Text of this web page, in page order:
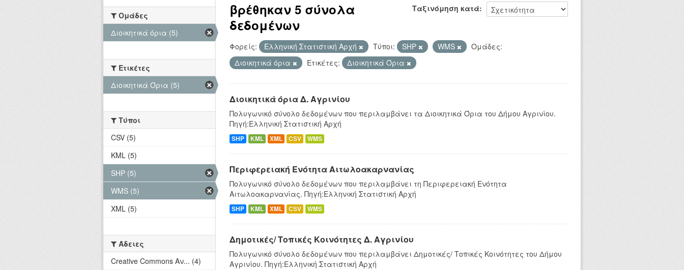
Ταξινόμηση κατά
βρέθηκαν 5 σύνολα
δεδομένων
Φορείς: Ελληνική Στατιστική Αρχή Τύποι: SHP WMS
Ομάδες:
Διοικητικά όρια
Ετικέτες: Διοικητικά Όρια
Διοικητικά όρια Δ. Αγρινίου
Πολυγωνικό σύνολο δεδομένων που περιλαμβάνει τα Διοικητικά Όρια του Δήμου Αγρινίου.
Πηγή:Ελληνική Στατιστική Αρχή
SHP KML XML CSV WMS
Περιφερειακή Ενότητα Αιτωλοακαρνανίας
Πολυγωνικό σύνολο δεδομένων που περιλαμβάνει τη Περιφερειακή Ενότητα
Αιτωλοακαρνανίας. Πηγή:Ελληνική Στατιστική Αρχή
SHP KML XML CSV WMS
Δημοτικές/ Τοπικές Κοινότητες Δ. Αγρινίου
Πολυγωνικό σύνολο δεδομένων που περιλαμβάνει Δημοτικές/ Τοπικές Κοινότητες του Δήμου
Αγρινίου. Πηγή:Ελληνική Στατιστική Αρχή
Ομάδες
Διοικητικά όρια (5)
Ετικέτες
Διοικητικά Όρια (5)
Τύποι
CSV (5)
KML (5)
SHP (5)
WMS (5)
XML (5)
Άδειες
Creative Commons Αν... (4)